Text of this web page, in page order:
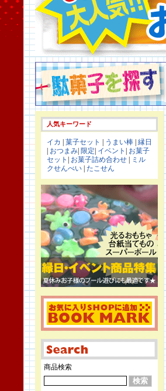
人気キーワード
イカ 菓子セット うまい棒 縁日
おつまみ 限定 イベント
お菓子
セット
お菓子詰め合わせ
ミル
クせんべい たこせん
商品検索